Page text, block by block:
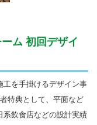
ム 初回デザイ
を手掛けるデザイン事
特典として、平面など
系飲食店などの設計実績